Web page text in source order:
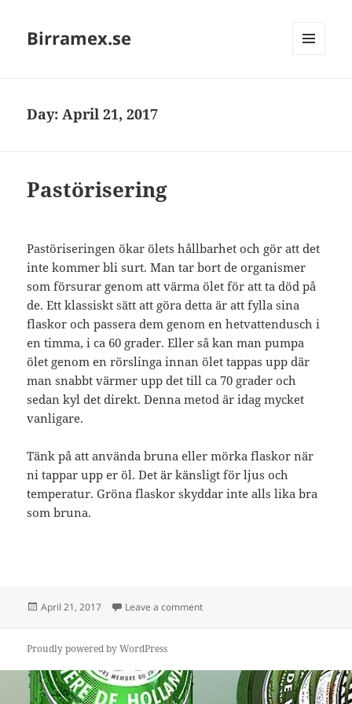
Birramex.se
Day:April 21, 2017
Pastörisering
Pastöriseringen ökar ölets hållbarhet och gör att det
inte kommer bli surt. Man tar bort de organismer
som försurar genom att värma ölet för att ta död på
de. Ett klassiskt sätt att göra detta är att fylla sina
flaskor och passera dem genom en hetvattendusch i
en timma, i ca 60 grader. Eller så kan man pumpa
ölet genom en rörslinga innan ölet tappas upp där
man snabbt värmer upp det till ca 70 grader och
sedan kyl det direkt. Denna metod är idag mycket
vanligare.
Tänk på att använda bruna eller mörka flaskor när
ni tappar upp er öl. Det är känsligt för ljus och
temperatur. Gröna flaskor skyddar inte alls lika bra
som bruna.
Posted
April 21, 2017 Leave a commenton Pastörisering
Proudly powered by WordPress